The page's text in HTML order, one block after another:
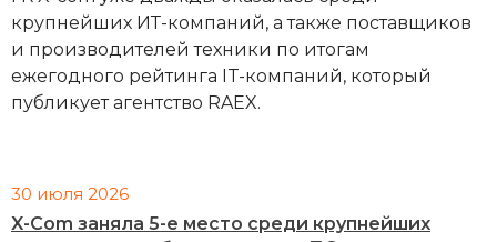
крупнейших ИТ-компаний, а также поставщиков
и производителей техники по итогам
ежегодного рейтинга IT-компаний, который
публикует агентство RAEX.
30 июля 2026
X-Com заняла 5-е место среди крупнейших